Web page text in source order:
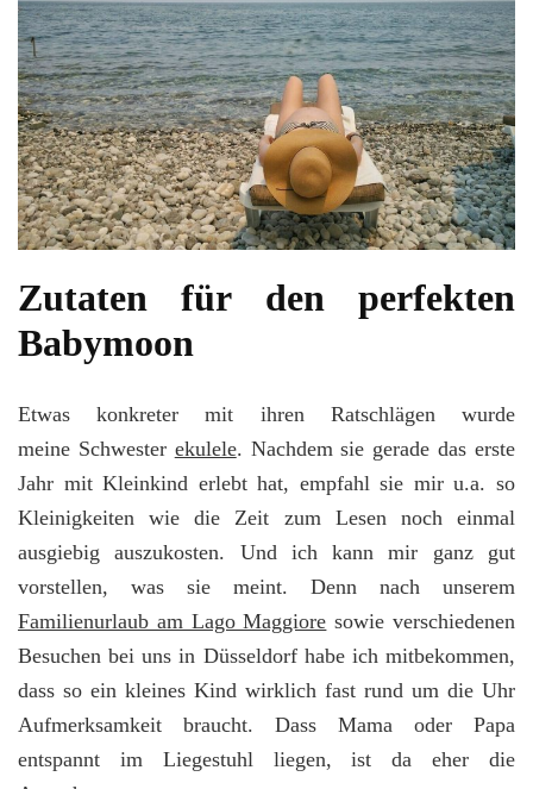
Zutaten für den perfekten
Babymoon
Etwas konkreter mit ihren Ratschlägen wurde
meine Schwester ekulele. Nachdem sie gerade das erste
Jahr mit Kleinkind erlebt hat, empfahl sie mir u.a. so
Kleinigkeiten wie die Zeit zum Lesen noch einmal
ausgiebig auszukosten. Und ich kann mir ganz gut
vorstellen, was sie meint. Denn nach unserem
Familienurlaub am Lago Maggiore sowie verschiedenen
Besuchen bei uns in Düsseldorf habe ich mitbekommen,
dass so ein kleines Kind wirklich fast rund um die Uhr
Aufmerksamkeit braucht. Dass Mama oder Papa
entspannt im Liegestuhl liegen, ist da eher die